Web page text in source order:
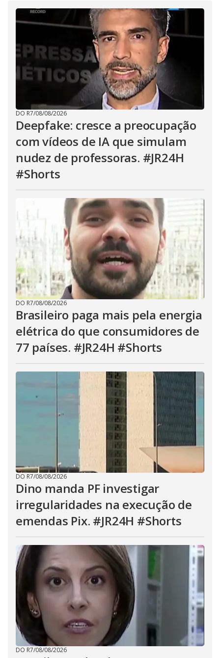
DO R7/08/08/2026
Deepfake: cresce a preocupação
com vídeos de IA que simulam
nudez de professoras. #JR24H
#Shorts
DO R7/08/08/2026
Brasileiro paga mais pela energia
elétrica do que consumidores de
77 países. #JR24H #Shorts
DO R7/08/08/2026
Dino manda PF investigar
irregularidades na execução de
emendas Pix. #JR24H #Shorts
DO R7/08/08/2026